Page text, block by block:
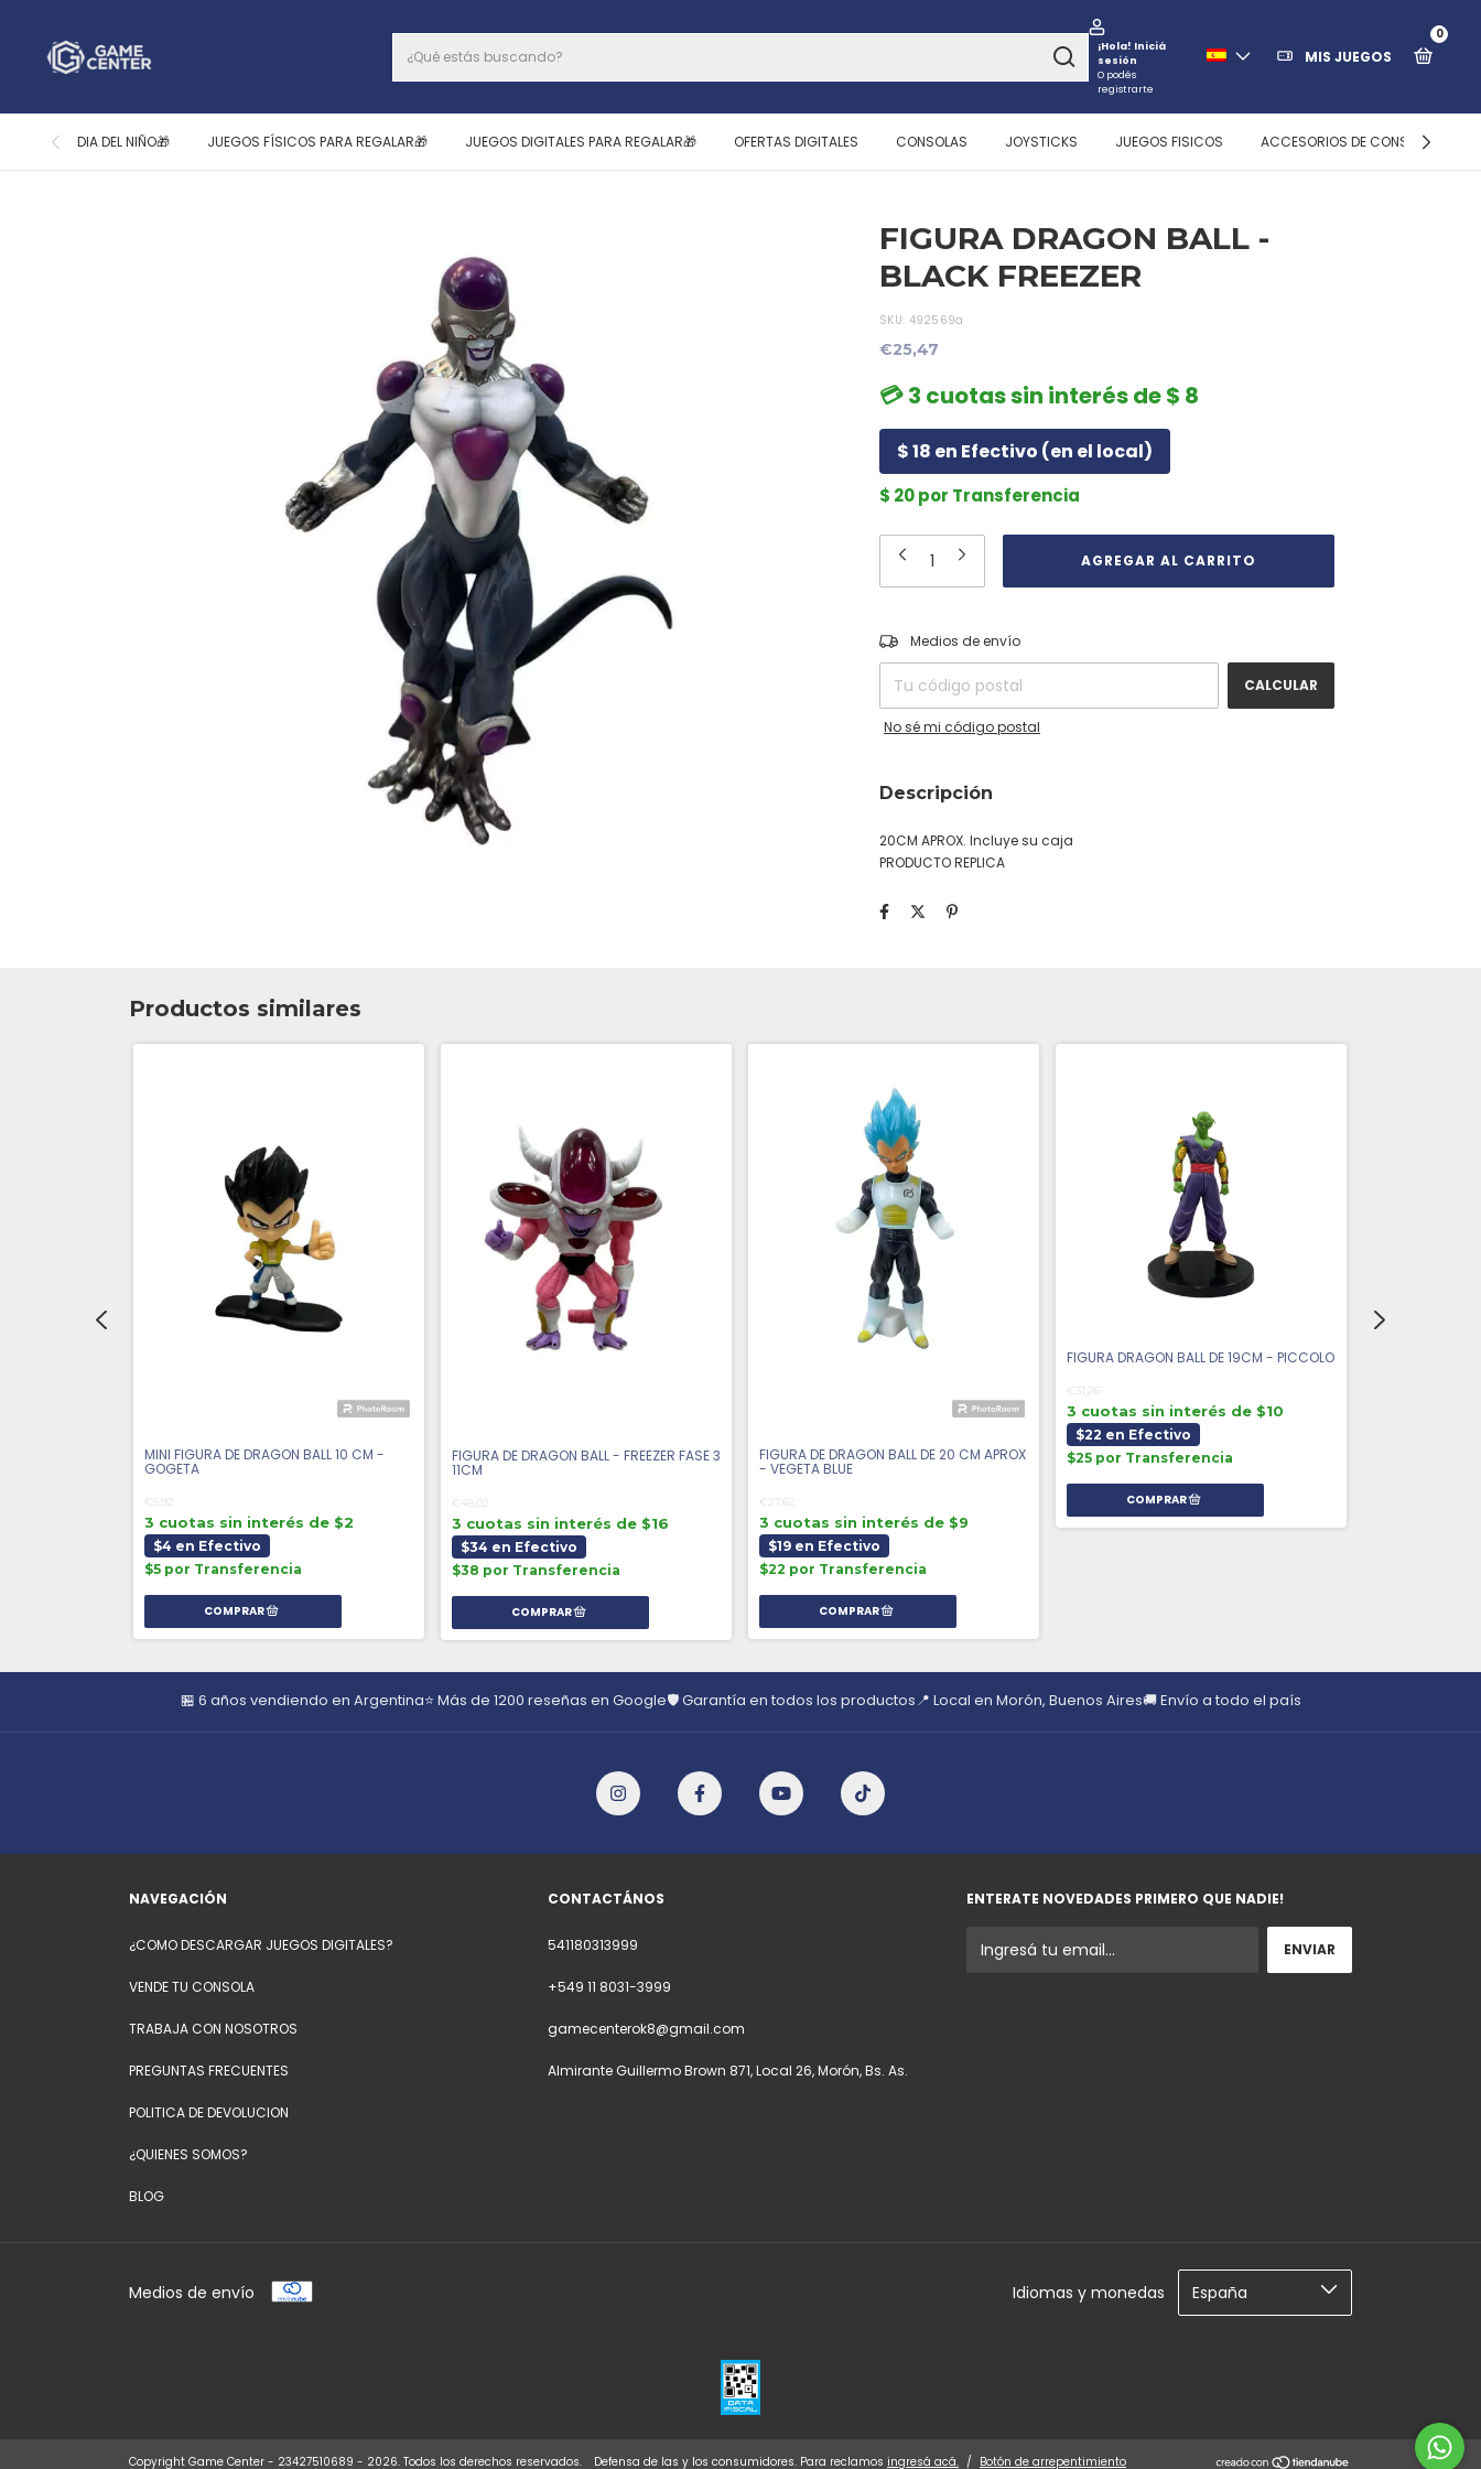
¡Hola! Iniciá
sesión
O podés
registrarte
MIS JUEGOS
0
DIA DEL NIÑO🎁 JUEGOS FÍSICOS PARA REGALAR🎁 JUEGOS DIGITALES PARA REGALAR🎁 OFERTAS DIGITALES CONSOLAS JOYSTICKS JUEGOS FISICOS ACCESORIOS DE CONSOLAS
FIGURA DRAGON BALL -
BLACK FREEZER
SKU: 492569a
€25,47
💳 3 cuotas sin interés de $ 8
$ 18 en Efectivo (en el local)
$ 20 por Transferencia
Entregas para el CP:
Medios de envío
CALCULAR
No sé mi código postal
Descripción
20CM APROX. Incluye su caja
PRODUCTO REPLICA
Productos similares
MINI FIGURA DE DRAGON BALL 10 CM -
GOGETA
€5,92
3 cuotas sin interés de $2
$4 en Efectivo
$5 por Transferencia
FIGURA DE DRAGON BALL - FREEZER FASE 3
11CM
€48,02
3 cuotas sin interés de $16
$34 en Efectivo
$38 por Transferencia
FIGURA DE DRAGON BALL DE 20 CM APROX
- VEGETA BLUE
€27,62
3 cuotas sin interés de $9
$19 en Efectivo
$22 por Transferencia
FIGURA DRAGON BALL DE 19CM - PICCOLO
€31,26
3 cuotas sin interés de $10
$22 en Efectivo
$25 por Transferencia
🏪 6 años vendiendo en Argentina⭐ Más de 1200 reseñas en Google🛡️ Garantía en todos los productos📍 Local en Morón, Buenos Aires🚚 Envío a todo el país
NAVEGACIÓN
¿COMO DESCARGAR JUEGOS DIGITALES?
VENDE TU CONSOLA
TRABAJA CON NOSOTROS
PREGUNTAS FRECUENTES
POLITICA DE DEVOLUCION
¿QUIENES SOMOS?
BLOG
CONTACTÁNOS
541180313999
+549 11 8031-3999
gamecenterok8@gmail.com
Almirante Guillermo Brown 871, Local 26, Morón, Bs. As.
ENTERATE NOVEDADES PRIMERO QUE NADIE!
Medios de envío Idiomas y monedas
Copyright Game Center - 23427510689 - 2026. Todos los derechos reservados. Defensa de las y los consumidores. Para reclamos ingresá acá. / Botón de arrepentimiento